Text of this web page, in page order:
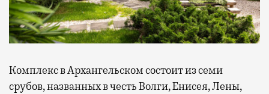
Комплекс в Архангельском состоит из семи
срубов, названных в честь Волги, Енисея, Лены,